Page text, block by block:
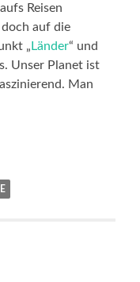
Reisen
doch auf die
„Länder“ und
Unser Planet ist
Man